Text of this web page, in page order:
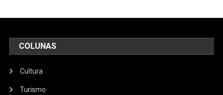
COLUNAS
Cultura
Turismo